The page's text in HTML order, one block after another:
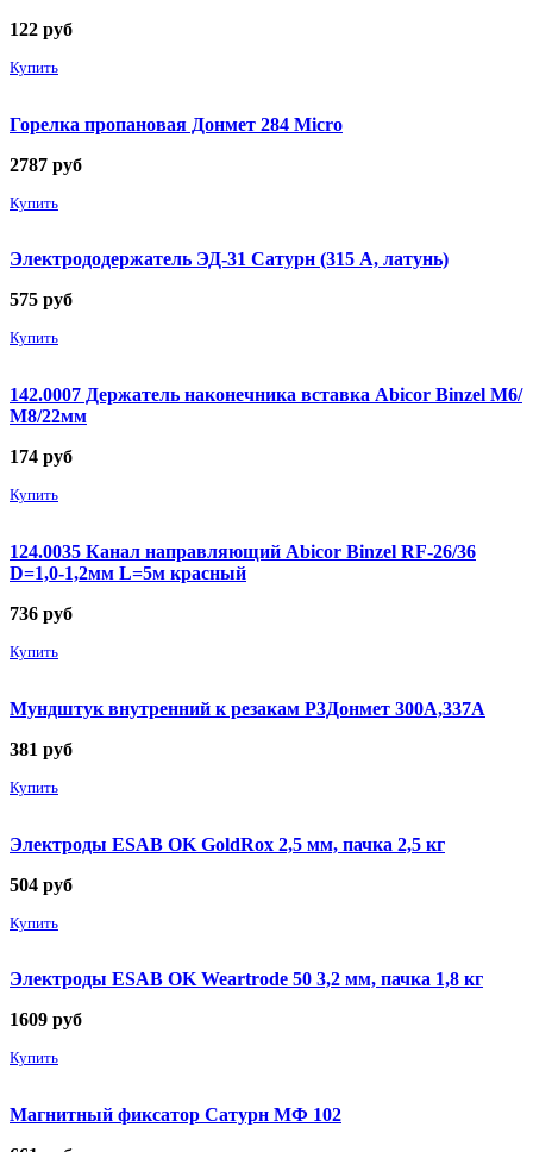
122 руб
Купить
Горелка пропановая Донмет 284 Micro
2787 руб
Купить
Электрододержатель ЭД-31 Сатурн (315 А, латунь)
575 руб
Купить
142.0007 Держатель наконечника вставка Abicor Binzel М6/
М8/22мм
174 руб
Купить
124.0035 Канал направляющий Abicor Binzel RF-26/36
D=1,0-1,2мм L=5м красный
736 руб
Купить
Мундштук внутренний к резакам Р3Донмет 300А,337А
381 руб
Купить
Электроды ESAB OK GoldRox 2,5 мм, пачка 2,5 кг
504 руб
Купить
Электроды ESAB OK Weartrode 50 3,2 мм, пачка 1,8 кг
1609 руб
Купить
Магнитный фиксатор Сатурн МФ 102